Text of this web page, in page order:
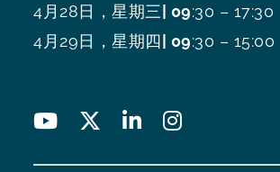
4月28日，星期三| 09:30 – 17:30
4月29日，星期四| 09:30 – 15:00